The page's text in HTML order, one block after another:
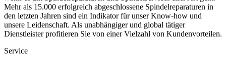
Mehr als 15.000 erfolgreich abgeschlossene Spindelreparaturen in
den letzten Jahren sind ein Indikator für unser Know-how und
unsere Leidenschaft. Als unabhängiger und global tätiger
Dienstleister profitieren Sie von einer Vielzahl von Kundenvorteilen.
Service